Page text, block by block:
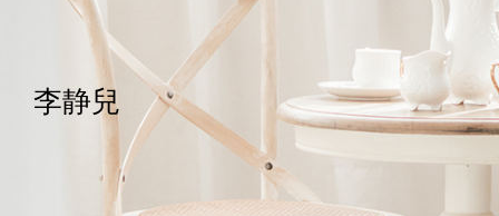
李静兒